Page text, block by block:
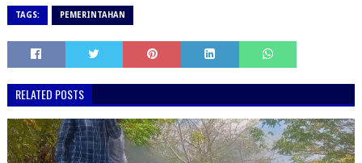
TAGS: PEMERINTAHAN
RELATED POSTS